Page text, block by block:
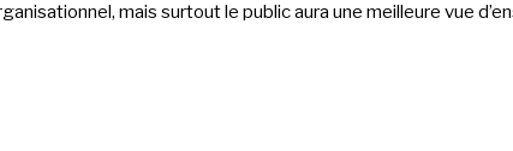
mais surtout le public aura une meilleure vue